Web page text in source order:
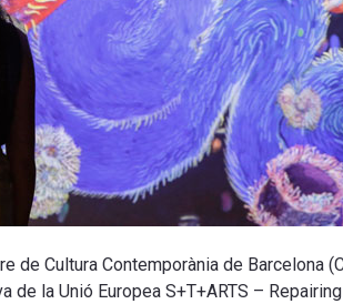
de Cultura Contemporània de
de la Unió Europea S+T+ARTS –